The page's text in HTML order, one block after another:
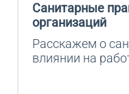
Санитарные
организаций
Расскажем о
влиянии на